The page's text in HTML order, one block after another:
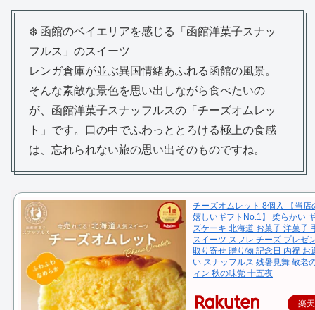
❄️ 函館のベイエリアを感じる「函館洋菓子スナッ
フルス」のスイーツ
レンガ倉庫が並ぶ異国情緒あふれる函館の風景。
そんな素敵な景色を思い出しながら食べたいの
が、函館洋菓子スナッフルスの「チーズオムレッ
ト」です。口の中でふわっととろける極上の食感
は、忘れられない旅の思い出そのものですね。
チーズオムレット 8個入 【当店
嬉しいギフトNo.1】 柔らかい
ズケーキ 北海道 お菓子 洋菓子
スイーツ スフレ チーズ プレゼ
取り寄せ 贈り物 記念日 内祝 お
い スナッフルス 残暑見舞 敬老
ィン 秋の味覚 十五夜
楽